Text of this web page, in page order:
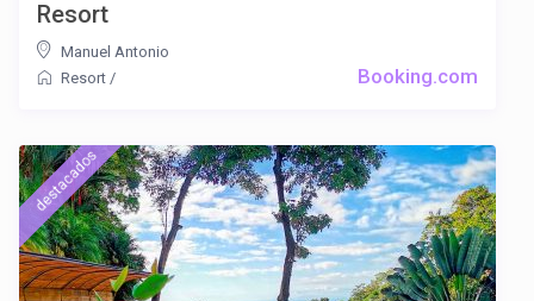
Booking.com
Resort
Manuel Antonio
Resort /
destacados